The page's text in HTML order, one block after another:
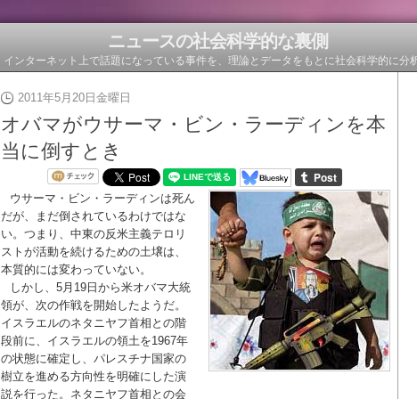
ニュースの社会科学的な裏側
インターネット上で話題になっている事件を、理論とデータをもとに社会科学的に分
2011年5月20日金曜日
オバマがウサーマ・ビン・ラーディンを本
当に倒すとき
ウサーマ・ビン・ラーディンは死ん
だが、まだ倒されているわけではな
い。つまり、中東の反米主義テロリ
ストが活動を続けるための土壌は、
本質的には変わっていない。
しかし、5月19日から米オバマ大統
領が、次の作戦を開始したようだ。
イスラエルのネタニヤフ首相との階
段前に、イスラエルの領土を1967年
の状態に確定し、パレスチナ国家の
樹立を進める方向性を明確にした演
説を行った。ネタニヤフ首相との会